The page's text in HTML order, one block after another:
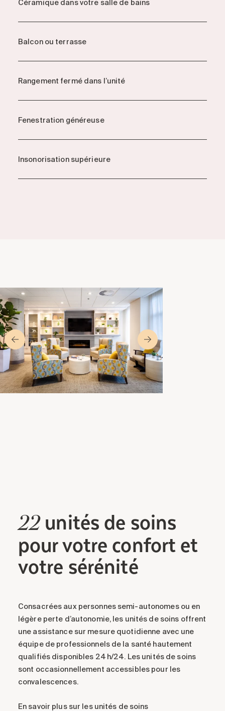
Céramique dans votre salle de bains
Balcon ou terrasse
Rangement fermé dans l’unité
Fenestration généreuse
Insonorisation supérieure
22unitésde soins
pour votre confort et
votre sérénité
Consacrées aux personnes semi-autonomes ou en
légère perte d’autonomie, les unités de soins offrent
une assistance sur mesure quotidienne avec une
équipe de professionnels de la santé hautement
qualifiés disponibles 24 h/24. Les unités de soins
sont occasionnellement accessibles pour les
convalescences.
En savoir plus sur les unités de soins